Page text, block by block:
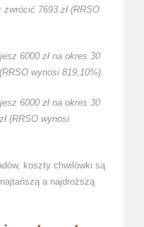
7693 zł (RRSO
6000 zł na okres 30
wynosi 819,10%).
6000 zł na okres 30
(RRSO wynosi
koszty chwilówki są
a najdroższą